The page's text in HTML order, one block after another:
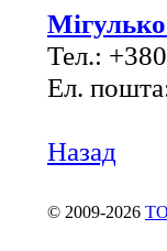
Тел.:
Ел.
Назад
© 2009-2026